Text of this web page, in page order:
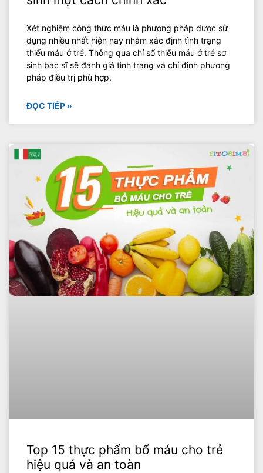
Xét nghiệm công thức máu là phương pháp được sử
dụng nhiều nhất hiện nay nhằm xác định tình trạng
thiếu máu ở trẻ. Thông qua chỉ số thiếu máu ở trẻ sơ
sinh bác sĩ sẽ đánh giá tình trạng và chỉ định phương
pháp điều trị phù hợp.
ĐỌC TIẾP »
Top 15 thực phẩm bổ máu cho trẻ
hiệu quả và an toàn